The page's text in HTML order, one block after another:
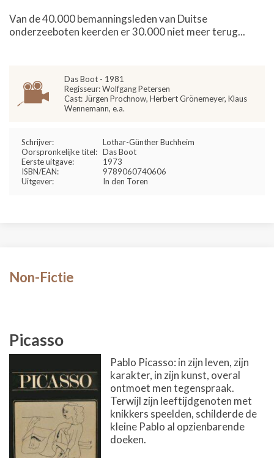
Van de 40.000 bemanningsleden van Duitse
onderzeeboten keerden er 30.000 niet meer terug...
Das Boot - 1981
Regisseur: Wolfgang Petersen
Cast: Jürgen Prochnow, Herbert Grönemeyer, Klaus
Wennemann, e.a.
Schrijver:
Lothar-Günther Buchheim
Oorspronkelijke titel: Das Boot
Eerste uitgave:
1973
ISBN/EAN:
9789060740606
Uitgever:
In den Toren
Non-Fictie
Picasso
Pablo Picasso: in zijn leven, zijn
karakter, in zijn kunst, overal
ontmoet men tegenspraak.
Terwijl zijn leeftijdgenoten met
knikkers speelden, schilderde de
kleine Pablo al opzienbarende
doeken.